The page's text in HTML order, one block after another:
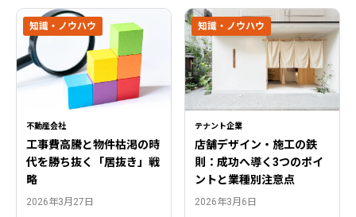
不動産会社
工事費高騰と物件枯渇の時
代を勝ち抜く「居抜き」戦
略
2026年3月27日
知識・ノウハウ
テナント企業
店舗デザイン・施工の鉄
則：成功へ導く3つのポイ
ントと業種別注意点
2026年3月6日
知識・ノウハウ